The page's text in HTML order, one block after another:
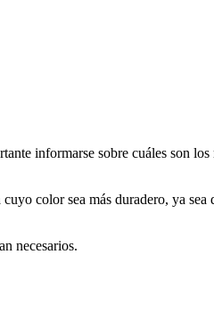
informarse sobre cuáles son los
color sea más duradero, ya
necesarios.